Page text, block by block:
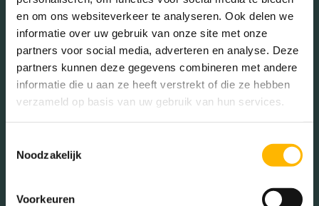
en om ons websiteverkeer te analyseren. Ook delen we
informatie over uw gebruik van onze site met onze
partners voor social media, adverteren en analyse. Deze
partners kunnen deze gegevens combineren met andere
informatie die u aan ze heeft verstrekt of die ze hebben
verzameld op basis van uw gebruik van hun services.
Noodzakelijk
Voorkeuren
Isolatie Volledig geisoleerd
Verwarming
Vloerverwarming geheel,
warmtepomp
Tuintypes Achtertuin
In de buurt
Bakkerij Banken
Stadhuis